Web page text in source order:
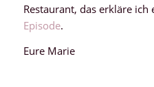
Restaurant, das erkläre ich
Episode.
Eure Marie